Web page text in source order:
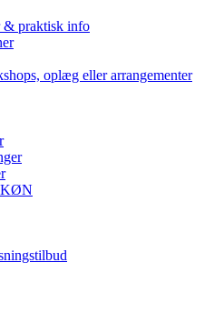
& praktisk info
oplæg eller arrangementer
KØN